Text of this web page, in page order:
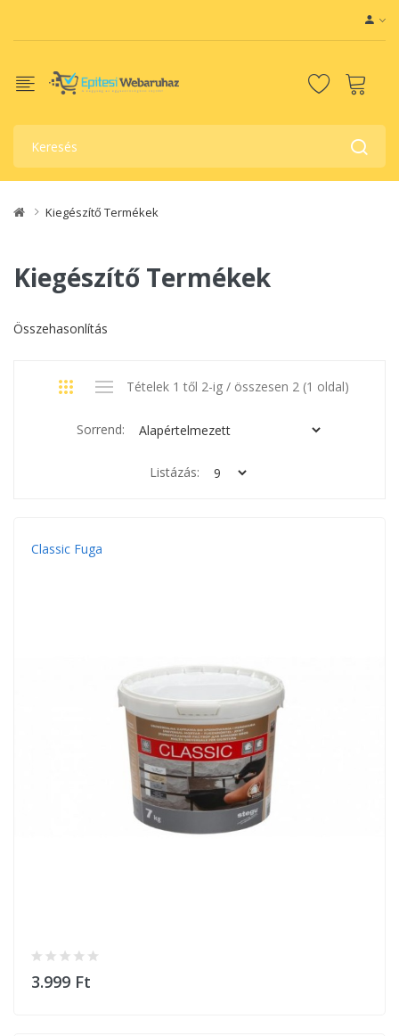
Kiegészítő Termékek
Kiegészítő Termékek
Összehasonlítás
Tételek 1 től 2-ig / összesen 2 (1 oldal)
Sorrend:
Listázás:
Classic Fuga
3.999 Ft